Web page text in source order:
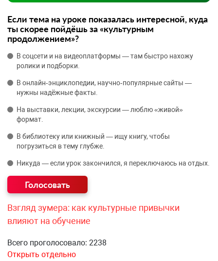
Если тема на уроке показалась интересной, куда
ты скорее пойдёшь за «культурным
продолжением»?
В соцсети и на видеоплатформы — там быстро нахожу
ролики и подборки.
В онлайн‑энциклопедии, научно‑популярные сайты —
нужны надёжные факты.
На выставки, лекции, экскурсии — люблю «живой»
формат.
В библиотеку или книжный — ищу книгу, чтобы
погрузиться в тему глубже.
Никуда — если урок закончился, я переключаюсь на отдых.
Взгляд зумера: как культурные привычки
влияют на обучение
Всего проголосовало: 2238
Открыть отдельно